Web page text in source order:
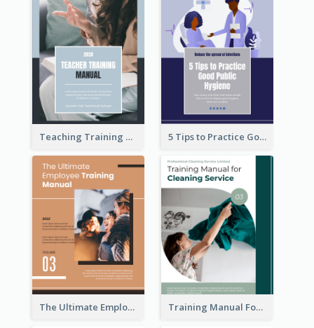
Teaching Training Manual 5 Tips to Practice Good Public Hygiene
The Ultimate Employee Training Manual Training Manual For Cleaning Service